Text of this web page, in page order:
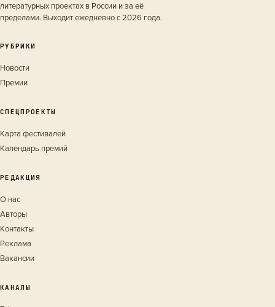
литературных проектах в России и за её
пределами. Выходит ежедневно с 2026 года.
РУБРИКИ
Новости
Премии
СПЕЦПРОЕКТЫ
Карта фестивалей
Календарь премий
РЕДАКЦИЯ
О нас
Авторы
Контакты
Реклама
Вакансии
КАНАЛЫ